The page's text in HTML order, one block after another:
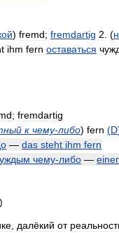
) fremd; fremdartig 2 . (
ihm fern оставаться
; fremdartig
к чему-либо) fern (D
— das steht ihm fern
чему-либо — einer
далёкий от